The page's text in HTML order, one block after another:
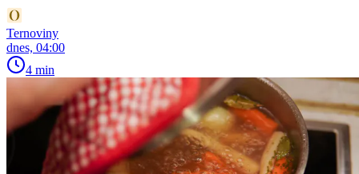
Ternoviny
dnes, 04:00
4 min